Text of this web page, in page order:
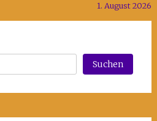
1. August 2026
Suchen